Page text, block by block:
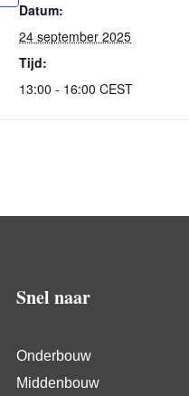
Datum:
24 september 2025
Tijd:
13:00 - 16:00 CEST
Snel naar
Onderbouw
Middenbouw